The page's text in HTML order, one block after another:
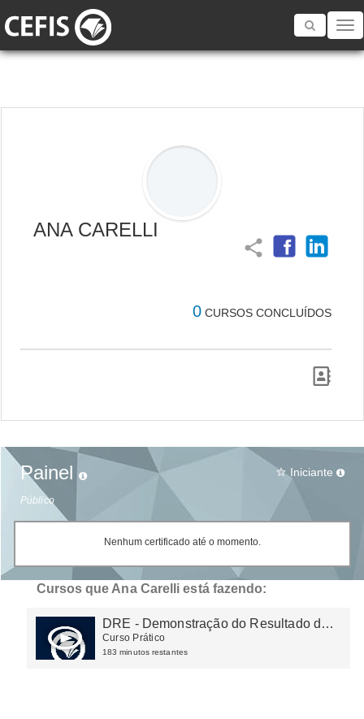
Toggle
ANA CARELLI
share
0 CURSOS CONCLUÍDOS
Painel
Público
star_border Iniciante
Nenhum certificado até o momento.
Cursos que Ana Carelli está fazendo:
DRE - Demonstração do Resultado do
Exercício
Curso Prático
183 minutos restantes